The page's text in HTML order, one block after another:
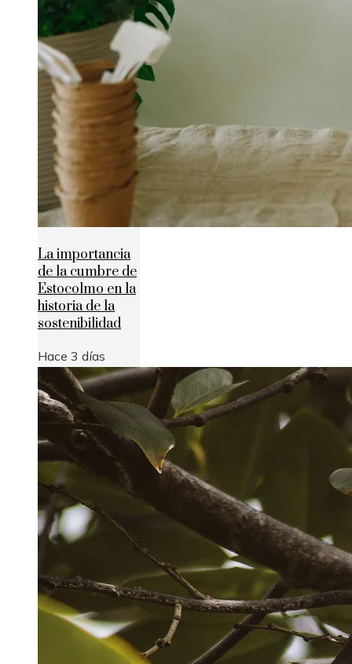
La importancia
de la cumbre de
Estocolmo en la
historia de la
sostenibilidad
Hace 3 días